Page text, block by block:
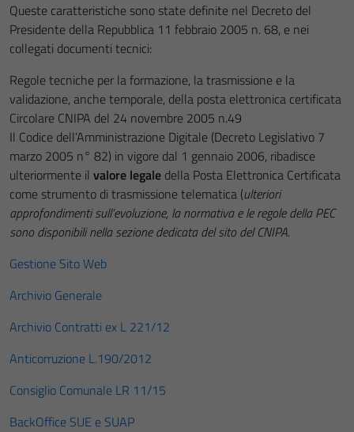
Queste caratteristiche sono state definite nel Decreto del
Presidente della Repubblica 11 febbraio 2005 n. 68, e nei
collegati documenti tecnici:
Regole tecniche per la formazione, la trasmissione e la
validazione, anche temporale, della posta elettronica certificata
Circolare CNIPA del 24 novembre 2005 n.49
Il Codice dell’Amministrazione Digitale (Decreto Legislativo 7
marzo 2005 n° 82) in vigore dal 1 gennaio 2006, ribadisce
ulteriormente il valore legale della Posta Elettronica Certificata
come strumento di trasmissione telematica (ulteriori
approfondimenti sull’evoluzione, la normativa e le regole della PEC
sono disponibili nella sezione dedicata del sito del CNIPA.
Gestione Sito Web
Archivio Generale
Archivio Contratti ex L 221/12
Anticorruzione L.190/2012
Consiglio Comunale LR 11/15
BackOffice SUE e SUAP